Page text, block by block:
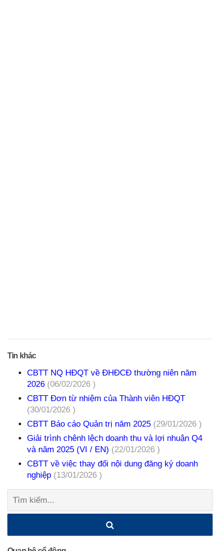
Tin khác
CBTT NQ HĐQT về ĐHĐCĐ thường niên năm
2026 (06/02/2026 )
CBTT Đơn từ nhiệm của Thành viên HĐQT
(30/01/2026 )
CBTT Báo cáo Quản trị năm 2025 (29/01/2026 )
Giải trình chênh lệch doanh thu và lợi nhuận Q4
và năm 2025 (VI / EN) (22/01/2026 )
CBTT về việc thay đổi nội dung đăng ký doanh
nghiệp (13/01/2026 )
Tìm
kiếm: